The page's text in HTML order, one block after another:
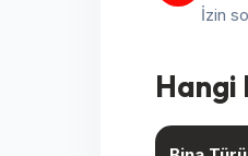
İzin
Hangi